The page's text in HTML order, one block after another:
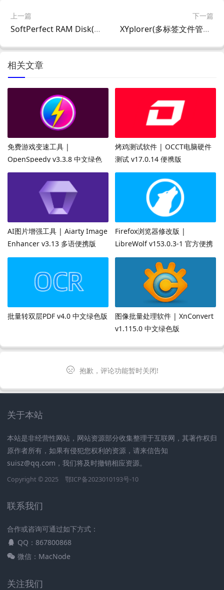
上一篇
SoftPerfect RAM Disk(虚拟内存磁盘工具) v26.2 中文直装版
下一篇
XYplorer(多标签文件管理器) v28.30.0100 64-bit 多语便携版
相关文章
免费游戏变速工具 |
OpenSpeedy v3.3.8 中文绿色
版
烤鸡测试软件 | OCCT电脑硬件
测试 v17.0.14 便携版
AI图片增强工具 | Aiarty Image
Enhancer v3.13 多语便携版
Firefox浏览器修改版 |
LibreWolf v153.0.3-1 官方便携
版
批量转双层PDF v4.0 中文绿色版
图像批量处理软件 | XnConvert
v1.115.0 中文绿色版
抱歉，评论功能暂时关闭!
关于本站
本站是非经营性网站，网站资源部分收集整理于互联网，其著作权归
原作者所有，如果有侵犯您权利的资源，请来信告知
suisz@qq.com，我们将及时撤销相应资源。
Copyright © 2025 鄂ICP备2023010193号-10
联系我们
合作或咨询可通过如下方式：
QQ：867800868
微信：MacNode
关注我们